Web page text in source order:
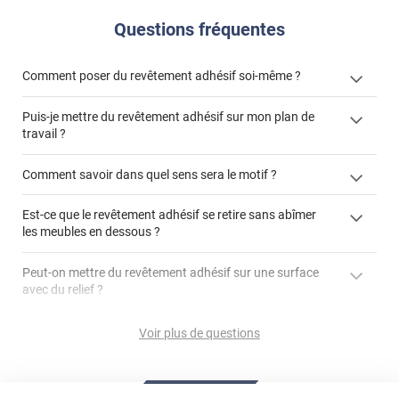
Questions fréquentes
Comment poser du revêtement adhésif soi-même ?
« Comment poser un revêtement adhésif ? »
Puis-je mettre du revêtement adhésif sur mon plan de
travail ?
"Peut-on installer du
Comment savoir dans quel sens sera le motif ?
Est-ce que le revêtement adhésif se retire sans abîmer
les meubles en dessous ?
Utiliser une solution de dépose pour annuler l'action de la
Peut-on mettre du revêtement adhésif sur une surface
avec du relief ?
Peut-on mettre du revêtement adhésif sur du carrelage
Comment poser du revêtement adhésif dans les angles
Voir plus de questions